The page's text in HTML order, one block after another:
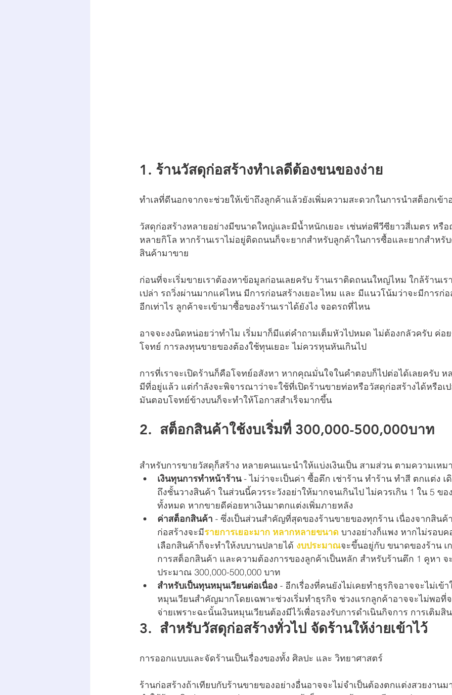
1. ร้านวัสดุก่อสร้างทำเลดีต้องขนของง่าย
ทำเลที่ดีนอกจากจะช่วยให้เข้าถึงลูกค้าแล้วยังเพิ่มความสะดวกในการนำสต็อกเข้า
วัสดุก่อสร้างหลายอย่างมีขนาดใหญ่และมีน้ำหนักเยอะ เช่นท่อพีวีซียาวสี่เมตร หรื
หลายกิโล หากร้านเราไม่อยู่ติดถนนก็จะยากสำหรับลูกค้าในการซื้อและยากสำหรั
สินค้ามาขาย
ก่อนที่จะเริ่มขายเราต้องหาข้อมูลก่อนเลยครับ ร้านเราติดถนนใหญ่ไหม ใกล้ร้านเร
เปล่า รถวิ่งผ่านมากแค่ไหน มีการก่อนสร้างเยอะไหม และ มีแนวโน้มว่าจะมีการก่
อีกเท่าไร ลูกค้าจะเข้ามาซื้อของร้านเราได้ยังไง จอดรถที่ไหน
อาจจะงงนิดหน่อยว่าทำไม เริ่มมาก็มีแต่คำถามเต็มหัวไปหมด ไม่ต้องกลัวครับ ค่อ
โจทย์ การลงทุนขายของต้องใช้ทุนเยอะ ไม่ควรหุนหันเกินไป
การที่เราจะเปิดร้านก็คือโจทย์อสังหา หากคุณมั่นใจในคำตอบก็ไปต่อได้เลยครับ ห
มีที่อยู่แล้ว แต่กำลังจะพิจารณาว่าจะใช้ที่เปิดร้านขายท่อหรือวัสดุก่อสร้างได้หรือเ
มันตอบโจทย์ข้างบนก็จะทำให้โอกาสสำเร็จมากขึ้น
2.  สต็อกสินค้าใช้งบเริ่มที่ 300,000-500,000บาท
สำหรับการขายวัสดุก็สร้าง หลายคนแนะนำให้แบ่งเงินเป็น สามส่วน ตามความเหม
เงินทุนการทำหน้าร้าน - ไม่ว่าจะเป็นค่า ซื้อตึก เช่าร้าน ทำร้าน ทำสี ตกแต่ง เ
ถึงชั้นวางสินค้า ในส่วนนี้ควรระวังอย่าให้มากจนเกินไป ไม่ควรเกิน 1 ใน 5 ขอ
ทั้งหมด หากขายดีค่อยหาเงินมาตกแต่งเพิ่มภายหลัง
ค่าสต็อกสินค้า - ซึ่งเป็นส่วนสำคัญที่สุดของร้านขายของทุกร้าน เนื่องจากสินค้
ก่อสร้างจะมีรายการเยอะมาก หลากหลายขนาด บางอย่างก็แพง หากไม่รอบค
เลือกสินค้าก็จะทำให้งบบานปลายได้ งบประมาณจะขึ้นอยู่กับ ขนาดของร้าน เ
การสต็อกสินค้า และความต้องการของลูกค้าเป็นหลัก สำหรับร้านตึก 1 คูหา จ
ประมาณ 300,000-500,000 บาท
สำหรับเป็นทุนหมุนเวียนต่อเนื่อง - อีกเรื่องที่คนยังไม่เคยทำธุรกิจอาจจะไม่เข้า
หมุนเวียนสำคัญมากโดยเฉพาะช่วงเริ่มทำธุรกิจ ช่วงแรกลูกค้าอาจจะไม่พอที่
จ่ายเพราะฉะนั้นเงินหมุนเวียนต้องมีไว้เพื่อรองรับการดำเนินกิจการ การเติมสิ
3.  สำหรับวัสดุก่อสร้างทั่วไป จัดร้านให้ง่ายเข้าไว้
การออกแบบและจัดร้านเป็นเรื่องของทั้ง ศิลปะ และ วิทยาศาสตร์
ร้านก่อสร้างถ้าเทียบกับร้านขายของอย่างอื่นอาจจะไม่จำเป็นต้องตกแต่งสวยงาน